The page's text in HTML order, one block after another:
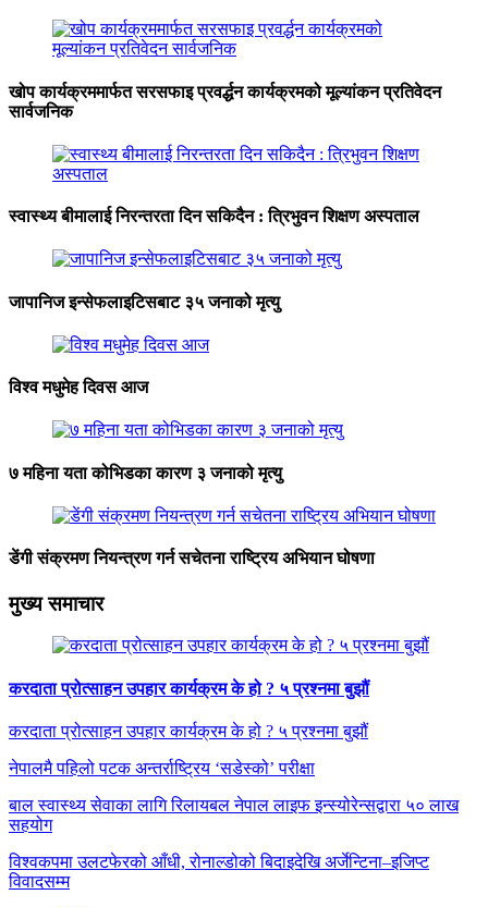
खोप कार्यक्रममार्फत सरसफाइ प्रवर्द्धन कार्यक्रमको मूल्यांकन प्रतिवेदन
सार्वजनिक
स्वास्थ्य बीमालाई निरन्तरता दिन सकिदैन : त्रिभुवन शिक्षण अस्पताल
जापानिज इन्सेफलाइटिसबाट ३५ जनाको मृत्यु
विश्व मधुमेह दिवस आज
७ महिना यता कोभिडका कारण ३ जनाको मृत्यु
डेंगी संक्रमण नियन्त्रण गर्न सचेतना राष्ट्रिय अभियान घोषणा
मुख्य समाचार
करदाता प्रोत्साहन उपहार कार्यक्रम के हो ? ५ प्रश्नमा बुझौं
करदाता प्रोत्साहन उपहार कार्यक्रम के हो ? ५ प्रश्नमा बुझौं
नेपालमै पहिलो पटक अन्तर्राष्ट्रिय ‘सडेस्को’ परीक्षा
बाल स्वास्थ्य सेवाका लागि रिलायबल नेपाल लाइफ इन्स्योरेन्सद्वारा ५० लाख
सहयोग
विश्वकपमा उलटफेरको आँधी, रोनाल्डोको बिदाइदेखि अर्जेन्टिना–इजिप्ट
विवादसम्म